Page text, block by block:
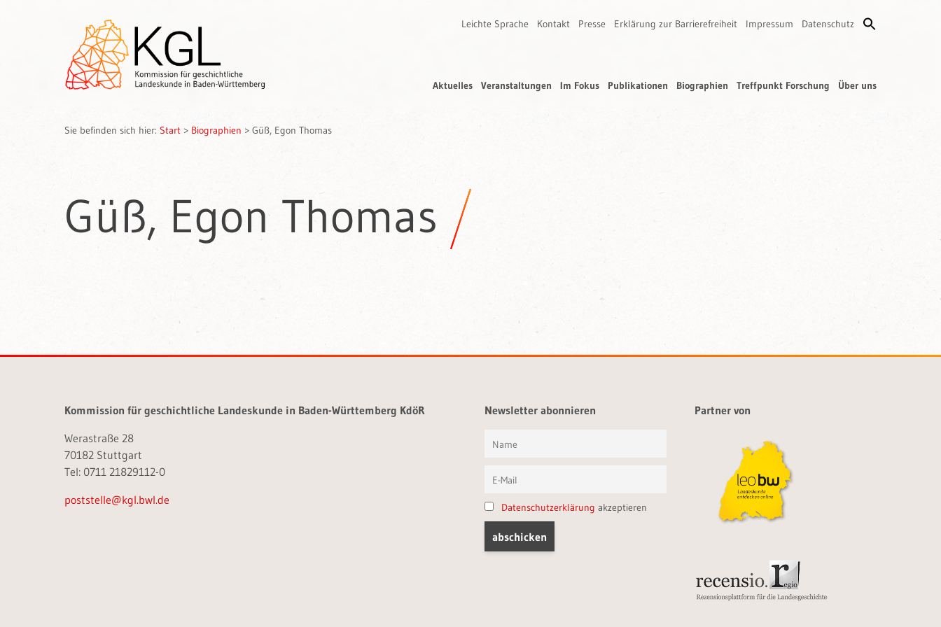
Leichte Sprache Kontakt Presse Erklärung zur Barrierefreiheit Impressum Datenschutz
Aktuelles Veranstaltungen Im Fokus Publikationen Biographien Treffpunkt Forschung Über uns
Sie befinden sich hier: Start > Biographien > Güß, Egon Thomas
Güß, Egon Thomas
Kommission für geschichtliche Landeskunde in Baden-Württemberg KdöR
Werastraße 28
70182 Stuttgart
Tel: 0711 21829112-0
poststelle@kgl.bwl.de
Newsletter abonnieren
Datenschutzerklärung akzeptieren
Partner von